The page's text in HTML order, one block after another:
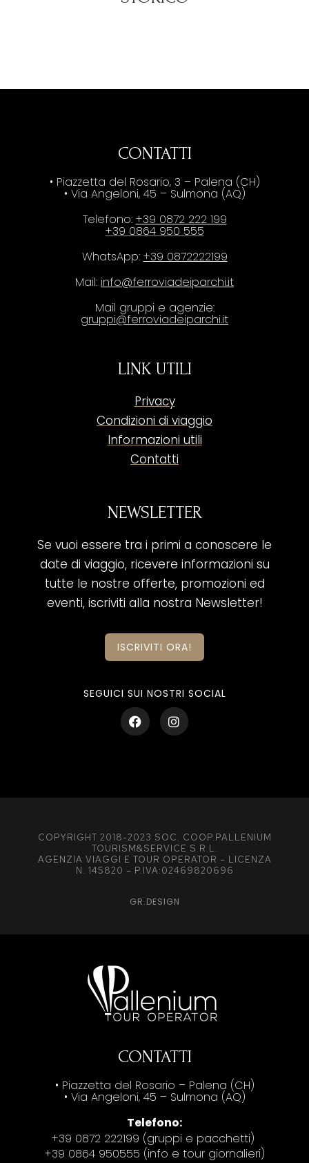
CONTATTI
• Piazzetta del Rosario, 3 – Palena (CH)
• Via Angeloni, 45 – Sulmona (AQ)
Telefono: +39 0872 222 199
+39 0864 950 555
WhatsApp: +39 0872222199
Mail: info@ferroviadeiparchi.it
Mail gruppi e agenzie:
gruppi@ferroviadeiparchi.it
LINK UTILI
Privacy
Condizioni di viaggio
Informazioni utili
Contatti
NEWSLETTER
Se vuoi essere tra i primi a conoscere le
date di viaggio, ricevere informazioni su
tutte le nostre offerte, promozioni ed
eventi, iscriviti alla nostra Newsletter!
ISCRIVITI ORA!
SEGUICI SUI NOSTRI SOCIAL
COPYRIGHT 2018-2023 SOC. COOP.PALLENIUM
TOURISM&SERVICE S.R.L.
AGENZIA VIAGGI E TOUR OPERATOR – LICENZA
N. 145820 – P.IVA:02469820696
GR.DESIGN
CONTATTI
• Piazzetta del Rosario – Palena (CH)
• Via Angeloni, 45 – Sulmona (AQ)
Telefono:
+39 0872 222199 (gruppi e pacchetti)
+39 0864 950555 (info e tour giornalieri)